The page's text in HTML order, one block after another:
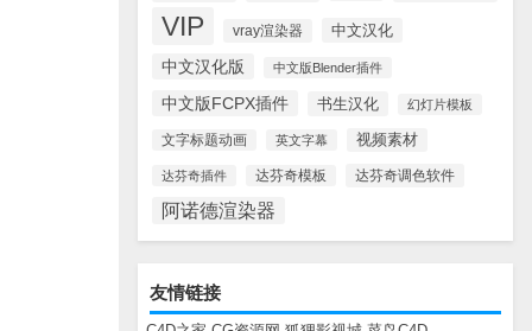
VIP vray渲染器 中文汉化
中文汉化版 中文版Blender插件
中文版FCPX插件 书生汉化 幻灯片模板
文字标题动画 英文字幕 视频素材
达芬奇插件 达芬奇模板 达芬奇调色软件
阿诺德渲染器
友情链接